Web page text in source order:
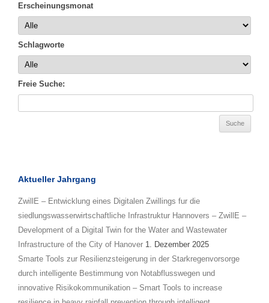
Erscheinungsmonat
Schlagworte
Freie Suche:
Aktueller Jahrgang
ZwillE – Entwicklung eines Digitalen Zwillings fur die
siedlungswasserwirtschaftliche Infrastruktur Hannovers – ZwillE –
Development of a Digital Twin for the Water and Wastewater
Infrastructure of the City of Hanover 1. Dezember 2025
Smarte Tools zur Resilienzsteigerung in der Starkregenvorsorge
durch intelligente Bestimmung von Notabflusswegen und
innovative Risikokommunikation – Smart Tools to increase